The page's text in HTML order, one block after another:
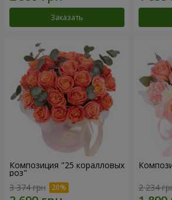
Заказать
Композиция "25 коралловых
роз"
3 374 грн
2 234